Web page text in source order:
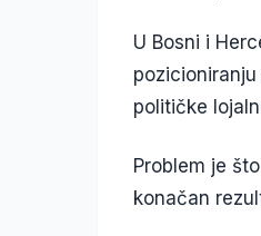
U Bosni i
političke
Problem je
konačan